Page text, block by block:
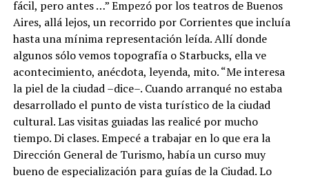
fácil, pero antes …” Empezó por los teatros de Buenos
Aires, allá lejos, un recorrido por Corrientes que incluía
hasta una mínima representación leída. Allí donde
algunos sólo vemos topografía o Starbucks, ella ve
acontecimiento, anécdota, leyenda, mito. “Me interesa
la piel de la ciudad –dice–. Cuando arranqué no estaba
desarrollado el punto de vista turístico de la ciudad
cultural. Las visitas guiadas las realicé por mucho
tiempo. Di clases. Empecé a trabajar en lo que era la
Dirección General de Turismo, había un curso muy
bueno de especialización para guías de la Ciudad. Lo